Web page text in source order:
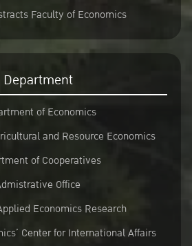
Faculty of Economics
Department
of Economics
and Resource Economics
of Cooperatives
Office
Economics Research
Center for International Affairs